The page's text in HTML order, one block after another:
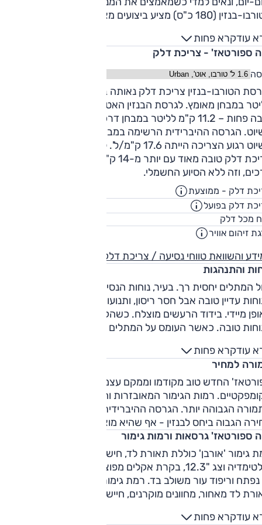
הטורבו-בנזין (180 כ"ס) מציע ביצועים מצוינים עם צבירת קצב
ומיידית), ולעיתים סובלת מתגובות איטיות. גרסת הפלאג אין
(265 כ"ס והנעה כפולה) זריזה עוד יותר, אם כי חסרה לו
3008). פעולת תיבת ההילוכים חלקה אבל אינה מיידית גם כאן.
ההנעה פועלת בצורה שקטה וחלקה מאוד כמעט תמיד.
הביצועים סבירים ומספקים ליום-ליום.
עודקרא פחות
ספורטאז' - צריכת דלק
בשיוט רגוע הצריכה הייתה 17.6 ק"מ/ל'. לגרסת ההיברידית-
צריכת דלק טובה מאוד עם יותר מ-14 ק"מ לליטר בממוצע במבחן
וזה ללא הסיוע החשמלי.
דלק - ממוצעת
דלק בפועל
מכל דלק
זיהום אוויר
והשוואת טווחי נסיעה / צריכת דלק
והתנהגות
המתלים יחסית רך. בעיר, נוחות הנסיעה טובה מאוד, מחוץ לעיר
עדיין טובה אבל חסר ריסון, ותנועות המרכב לא משוככות
מיידי. בידוד הרעשים מוצלח. כשהקצב סביר, אז ברוב
טובה. כאשר העומס על המתלים גדול ותכוף מדי הוא מאבד
היכולת הדינמית גבוהה, אבל להגה שטח מת גדול, משקל קל
מלאכותית.
עודקרא פחות
למחיר
החדש טוב מקודמו וממקם עצמו גבוה מאוד בין דגמי
רמות הגימור המאובזרות והיקרות יותר מציעות את
הגבוהה יותר. הגרסה ההיברידית מתקשה להצדיק את
הגבוה ביחס לבנזין - אף שהיא מוצלחת יותר.
ספורטאז' גרסאות ורמות גימור
מולטימדיה וצג "12.3, בקרת אקלים מפוצלת ועוד. 'אורבן טופ'
לד מאחור, מחוונים מוקרנים, חיישני חנייה קדמיים, תפעול
כוללת גם תאורת לד מטריקס אדפטיבית מלפנים, חישוקי עודקרא פחות